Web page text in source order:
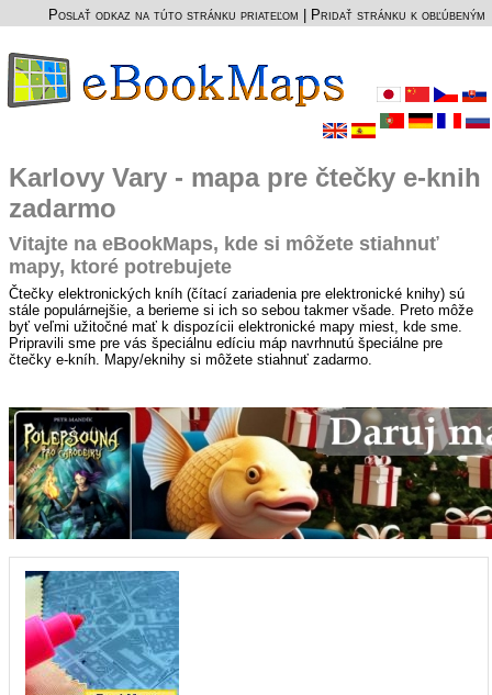
Poslať odkaz na túto stránku priateľom Pridať stránku k obľúbeným
Karlovy Vary - mapa pre čtečky e-knih
zadarmo
Vitajte na eBookMaps, kde si môžete stiahnuť
mapy, ktoré potrebujete
Čtečky elektronických kníh (čítací zariadenia pre elektronické knihy) sú
stále populárnejšie, a berieme si ich so sebou takmer všade. Preto môže
byť veľmi užitočné mať k dispozícii elektronické mapy miest, kde sme.
Pripravili sme pre vás špeciálnu edíciu máp navrhnutú špeciálne pre
čtečky e-kníh. Mapy/eknihy si môžete stiahnuť zadarmo.